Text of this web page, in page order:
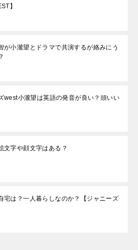
】
が小瀧望とドラマで共演するが絡みにう
west小瀧望は英語の発音が良い？頭いい
文字や顔文字はある？
宅は？一人暮らしなのか？【ジャニーズ